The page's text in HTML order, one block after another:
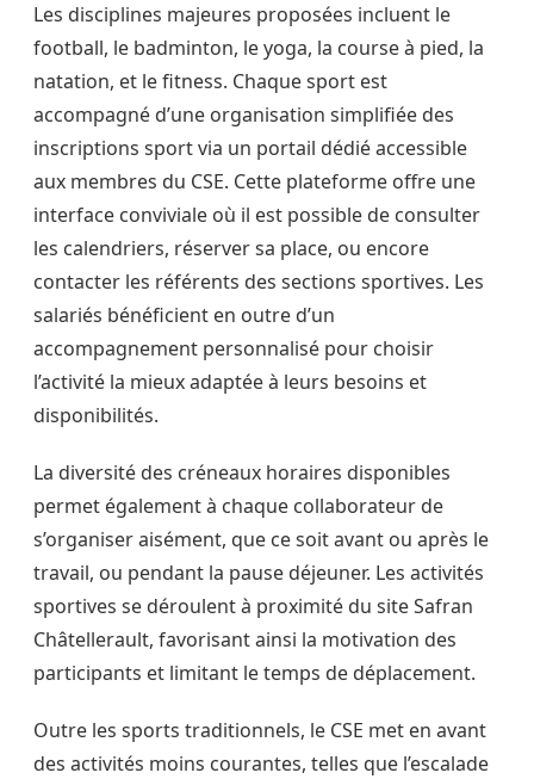
Les disciplines majeures proposées incluent le
football, le badminton, le yoga, la course à pied, la
natation, et le fitness. Chaque sport est
accompagné d’une organisation simplifiée des
inscriptions sport via un portail dédié accessible
aux membres du CSE. Cette plateforme offre une
interface conviviale où il est possible de consulter
les calendriers, réserver sa place, ou encore
contacter les référents des sections sportives. Les
salariés bénéficient en outre d’un
accompagnement personnalisé pour choisir
l’activité la mieux adaptée à leurs besoins et
disponibilités.
La diversité des créneaux horaires disponibles
permet également à chaque collaborateur de
s’organiser aisément, que ce soit avant ou après le
travail, ou pendant la pause déjeuner. Les activités
sportives se déroulent à proximité du site Safran
Châtellerault, favorisant ainsi la motivation des
participants et limitant le temps de déplacement.
Outre les sports traditionnels, le CSE met en avant
des activités moins courantes, telles que l’escalade